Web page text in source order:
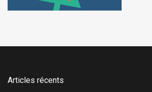
Articles récents